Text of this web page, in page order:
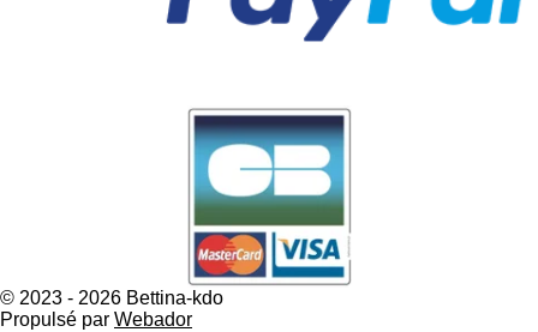
© 2023 - 2026 Bettina-kdo
Propulsé par Webador